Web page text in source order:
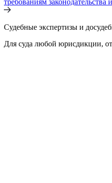
требованиям
Судебные экспертизы и
Для суда любой юрисдикции,